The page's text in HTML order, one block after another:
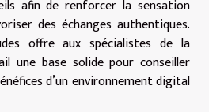
afin de renforcer la sensation
des échanges authentiques.
offre aux spécialistes de la
une base solide pour conseiller
d’un environnement digital